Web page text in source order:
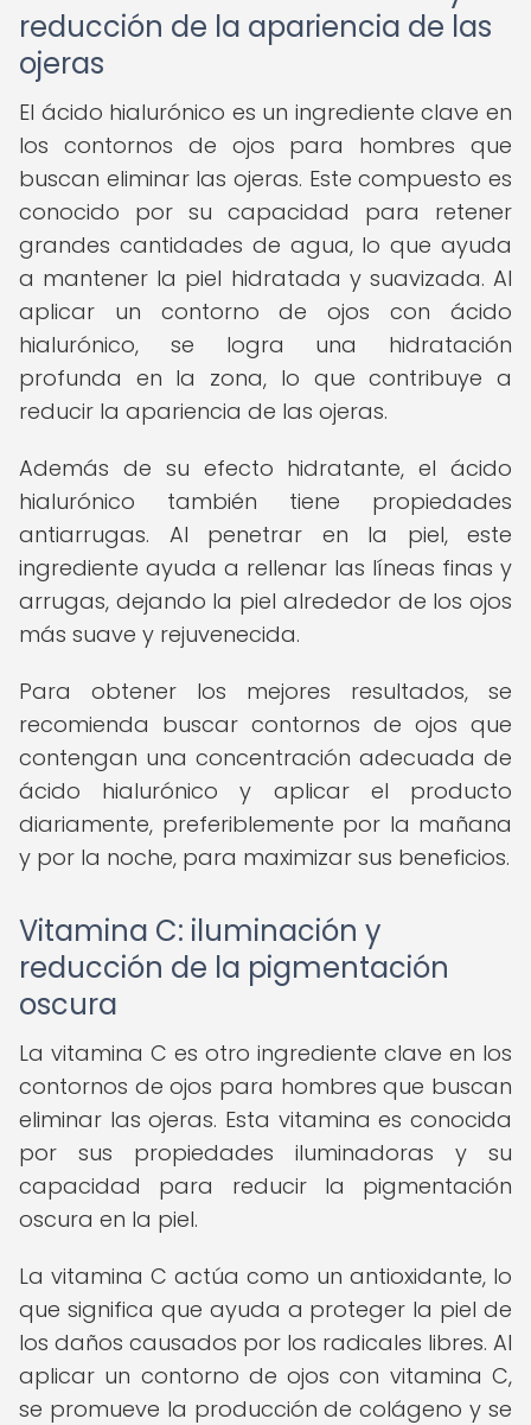
reducción de la apariencia de las
ojeras
El ácido hialurónico es un ingrediente clave en
los contornos de ojos para hombres que
buscan eliminar las ojeras. Este compuesto es
conocido por su capacidad para retener
grandes cantidades de agua, lo que ayuda
a mantener la piel hidratada y suavizada. Al
aplicar un contorno de ojos con ácido
hialurónico, se logra una hidratación
profunda en la zona, lo que contribuye a
reducir la apariencia de las ojeras.
Además de su efecto hidratante, el ácido
hialurónico también tiene propiedades
antiarrugas. Al penetrar en la piel, este
ingrediente ayuda a rellenar las líneas finas y
arrugas, dejando la piel alrededor de los ojos
más suave y rejuvenecida.
Para obtener los mejores resultados, se
recomienda buscar contornos de ojos que
contengan una concentración adecuada de
ácido hialurónico y aplicar el producto
diariamente, preferiblemente por la mañana
y por la noche, para maximizar sus beneficios.
Vitamina C: iluminación y
reducción de la pigmentación
oscura
La vitamina C es otro ingrediente clave en los
contornos de ojos para hombres que buscan
eliminar las ojeras. Esta vitamina es conocida
por sus propiedades iluminadoras y su
capacidad para reducir la pigmentación
oscura en la piel.
La vitamina C actúa como un antioxidante, lo
que significa que ayuda a proteger la piel de
los daños causados por los radicales libres. Al
aplicar un contorno de ojos con vitamina C,
se promueve la producción de colágeno y se